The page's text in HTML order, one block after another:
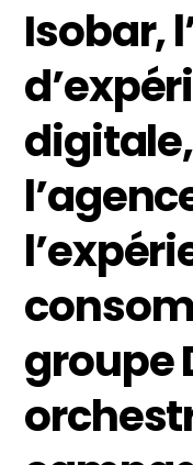
Isobar,
groupe